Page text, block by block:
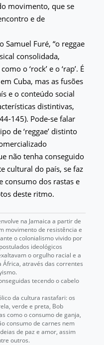
movimento, que se
e de
Samuel Furé, “o reggae
consolidada,
o ‘rock’ e o ‘rap’. É
Cuba, mas as fusões
e o conteúdo social
distintivas,
145). Pode-se falar
de ‘reggae’ distinto
não tenha conseguido
cultural do país, se faz
consumo dos rastas e
deste ritmo.
na Jamaica a partir de
movimento de resistência e
o colonialismo vivido por
ideológicos
o orgulho racial e a
através das correntes
tecendo o cabelo
da cultura rastafari: os
verde e preta, Bob
como o consumo de ganja,
consumo de carnes nem
de paz e amor, assim
outros.